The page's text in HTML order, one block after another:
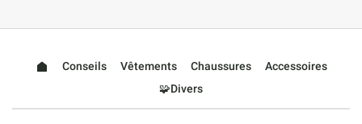
Conseils Vêtements Chaussures
Accessoires
🧩Divers